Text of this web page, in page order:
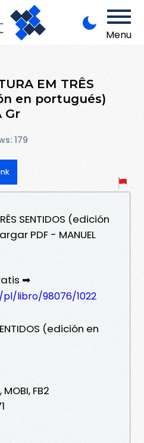
Menu
EM TRÊS
en portugués)
Gr
179
SENTIDOS (edición
PDF - MANUEL
➡
libro/98076/1022
(edición en
FB2